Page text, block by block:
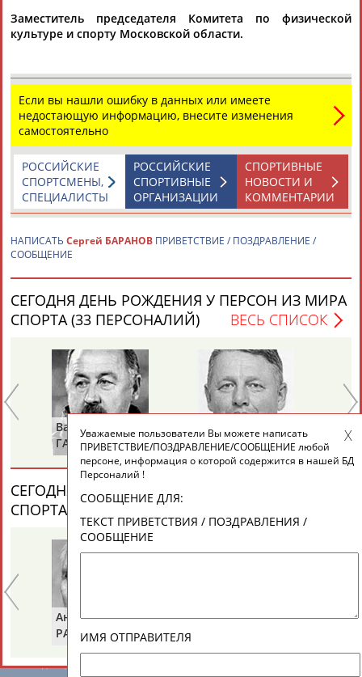
АБДРАХМАНОВАБДРАХМАНОВААБДУВАЛИЕВ
АБДУЛАЕВ
Рамазан
АБДУЛАЕВ
Тагир
АБДУЛАЕВ
Камиль
АБДУЛАЗИЗОВ
Загалав
АБДУЛБЕКОВ
Камалудин
АБДУЛДАУДОВАБДУЛЖАЛИЛОВАБДУЛКАГИРОВАБДУЛЛАЕВ
24 персон из 13181
ЕЩЁ ПЕРСОНЫ
ТАБЛО АКТИВНОСТИ
ЦЕЛИ ПРОЕКТА КОНТАКТЫ
Вопросы сотрудничества и совместной деятельности
© Стадион, 1998-2026
Адресов в новостной рассылке: 996
Подпишись
Заместитель председателя Комитета по физической
культуре и спорту Московской области.
Если вы нашли ошибку в данных или имеете
недостающую информацию, внесите изменения
самостоятельно
СПОРТИВНЫЕ
НОВОСТИ И
КОММЕНТАРИИ
РОССИЙСКИЕ
СПОРТИВНЫЕ
ОРГАНИЗАЦИИ
РОССИЙСКИЕ
СПОРТСМЕНЫ,
СПЕЦИАЛИСТЫ
НАПИСАТЬ Сергей БАРАНОВ ПРИВЕТСТВИЕ / ПОЗДРАВЛЕНИЕ /
СООБЩЕНИЕ
СЕГОДНЯ ДЕНЬ РОЖДЕНИЯ У ПЕРСОН ИЗ МИРА
СПОРТА (33 ПЕРСОНАЛИЙ)
ВЕСЬ СПИСОК
Валерий
ГАЗЗАЕВ
Владимир
РЫБАКОВ
СЕГОДНЯ ДЕНЬ ПАМЯТИ У ПЕРСОН ИЗ МИРА
СПОРТА (6 ПЕРСОНАЛИЙ)
Анатолий
РАХЛИН
Александр
Уважаемые пользователи Вы можете написать
ПРИВЕТСТВИЕ/ПОЗДРАВЛЕНИЕ/СООБЩЕНИЕ любой
персоне, информация о которой содержится в нашей БД
Персоналий !
СООБЩЕНИЕ ДЛЯ:
ТЕКСТ ПРИВЕТСТВИЯ / ПОЗДРАВЛЕНИЯ /
СООБЩЕНИЕ
ИМЯ ОТПРАВИТЕЛЯ